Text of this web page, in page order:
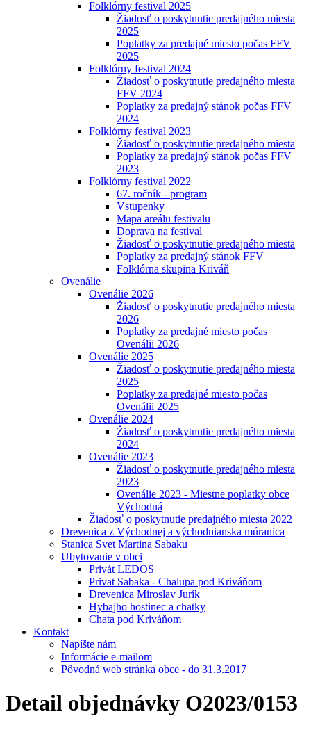
Folklórny festival 2025
Žiadosť o poskytnutie predajného miesta
2025
Poplatky za predajné miesto počas FFV
2025
Folklórny festival 2024
Žiadosť o poskytnutie predajného miesta
FFV 2024
Poplatky za predajný stánok počas FFV
2024
Folklórny festival 2023
Žiadosť o poskytnutie predajného miesta
Poplatky za predajný stánok počas FFV
2023
Folklórny festival 2022
67. ročník - program
Vstupenky
Mapa areálu festivalu
Doprava na festival
Žiadosť o poskytnutie predajného miesta
Poplatky za predajný stánok FFV
Folklórna skupina Kriváň
Ovenálie
Ovenálie 2026
Žiadosť o poskytnutie predajného miesta
2026
Poplatky za predajné miesto počas
Ovenálii 2026
Ovenálie 2025
Žiadosť o poskytnutie predajného miesta
2025
Poplatky za predajné miesto počas
Ovenálii 2025
Ovenálie 2024
Žiadosť o poskytnutie predajného miesta
2024
Ovenálie 2023
Žiadosť o poskytnutie predajného miesta
2023
Ovenálie 2023 - Miestne poplatky obce
Východná
Žiadosť o poskytnutie predajného miesta 2022
Drevenica z Východnej a východnianska múranica
Stanica Svet Martina Sabaku
Ubytovanie v obci
Privát LEDOS
Privat Sabaka - Chalupa pod Kriváňom
Drevenica Miroslav Jurík
Hybajho hostinec a chatky
Chata pod Kriváňom
Kontakt
Napíšte nám
Informácie e-mailom
Pôvodná web stránka obce - do 31.3.2017
Detail objednávky O2023/0153